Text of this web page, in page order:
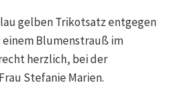
gelben Trikotsatz entgegen
Blumenstrauß im
herzlich, bei der
Stefanie Marien.